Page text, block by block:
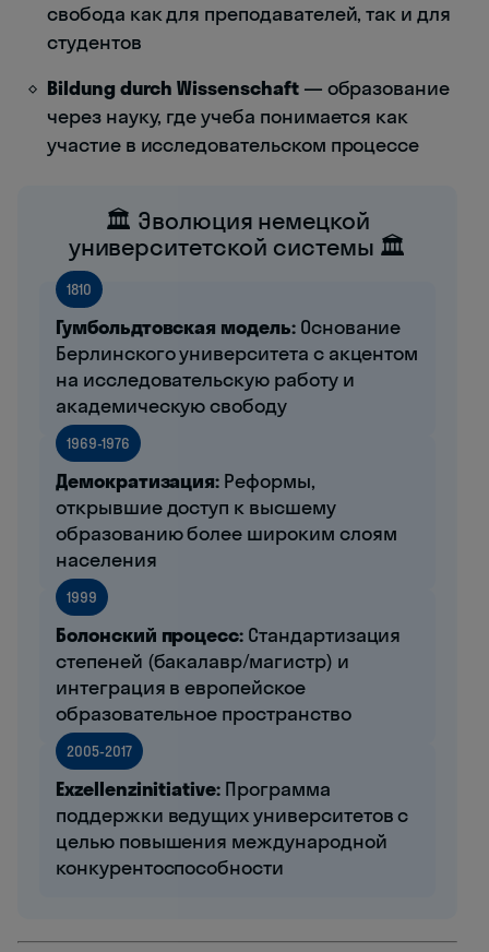
свобода как для преподавателей, так и для
студентов
Bildung durch Wissenschaft— образование
через науку, где учеба понимается как
участие в исследовательском процессе
🏛️ Эволюция немецкой
университетской системы 🏛️
1810
Гумбольдтовская модель:Основание
Берлинского университета с акцентом
на исследовательскую работу и
академическую свободу
1969-1976
Демократизация: Реформы,
открывшие доступ к высшему
образованию более широким слоям
населения
1999
Болонский процесс: Стандартизация
степеней (бакалавр/магистр) и
интеграция в европейское
образовательное пространство
2005-2017
Exzellenzinitiative: Программа
поддержки ведущих университетов с
целью повышения международной
конкурентоспособности